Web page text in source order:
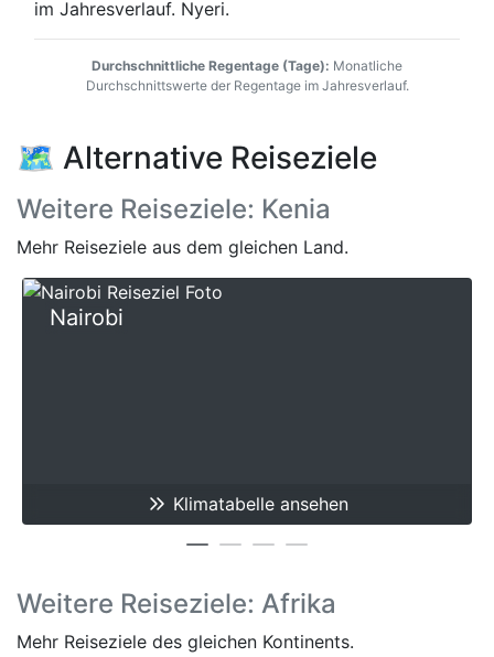
Durchschnittliche Regentage (Tage): Monatliche
Durchschnittswerte der Regentage im Jahresverlauf.
🗺️ Alternative Reiseziele
Weitere Reiseziele: Kenia
Mehr Reiseziele aus dem gleichen Land.
Nairobi
Klimatabelle ansehen
Weitere Reiseziele: Afrika
Mehr Reiseziele des gleichen Kontinents.